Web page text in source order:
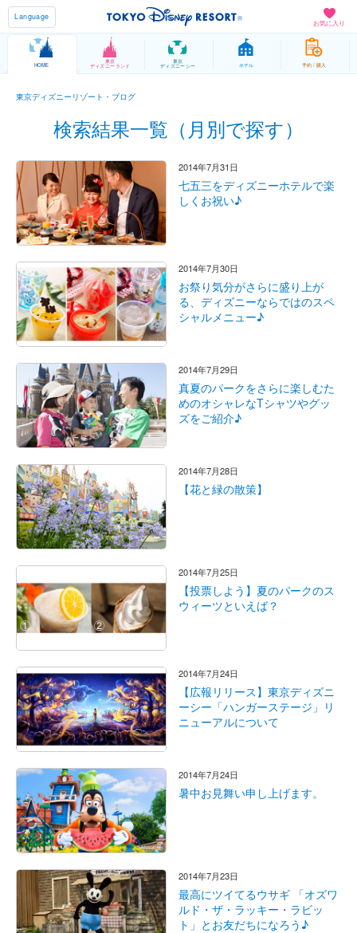
お気に入り
Language
HOME
東京
ディズニーランド
東京
ディズニーシー ホテル 予約 / 購入
東京ディズニーリゾート・ブログ
検索結果一覧（月別で探す）
2014年7月31日
七五三をディズニーホテルで楽
しくお祝い♪
2014年7月30日
お祭り気分がさらに盛り上が
る、ディズニーならではのスペ
シャルメニュー♪
2014年7月29日
真夏のパークをさらに楽しむた
めのオシャレなTシャツやグッ
ズをご紹介♪
2014年7月28日
【花と緑の散策】
2014年7月25日
【投票しよう】夏のパークのス
ウィーツといえば？
2014年7月24日
【広報リリース】東京ディズニ
ーシー「ハンガーステージ」リ
ニューアルについて
2014年7月24日
暑中お見舞い申し上げます。
2014年7月23日
最高にツイてるウサギ 「オズワ
ルド・ザ・ラッキー・ラビッ
ト」とお友だちになろう♪